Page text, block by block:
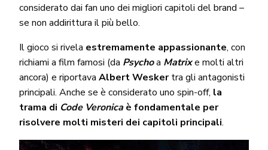
considerato dai fan uno dei migliori capitoli del brand –
se non addirittura il più bello.
Il gioco si rivela estremamente appassionante, con
richiami a film famosi (da Psychoa Matrixe molti altri
ancora) e riportavaAlbert Weskertra gli antagonisti
principali. Anche se è considerato uno spin-off, la
trama di Code Veronica è fondamentale per
risolvere molti misteri dei capitoli principali.